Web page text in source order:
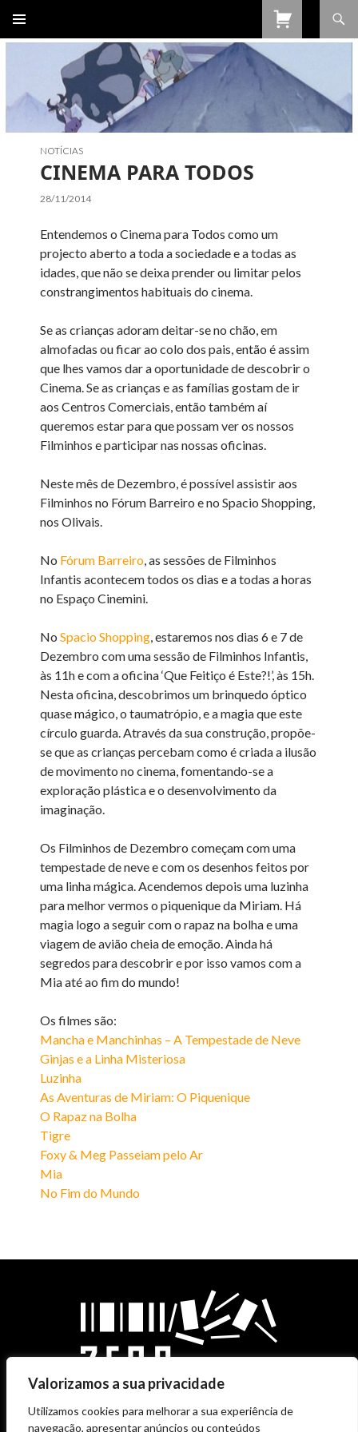
Valorizamos a sua privacidade
Utilizamos cookies para melhorar a sua experiência de
navegação, apresentar anúncios ou conteúdos
PARA
CONTEÚDO
NOTÍCIAS
CINEMA PARA TODOS
28/11/2014
Entendemos o Cinema para Todos como um
projecto aberto a toda a sociedade e a todas as
idades, que não se deixa prender ou limitar pelos
constrangimentos habituais do cinema.
Se as crianças adoram deitar-se no chão, em
almofadas ou ficar ao colo dos pais, então é assim
que lhes vamos dar a oportunidade de descobrir o
Cinema. Se as crianças e as famílias gostam de ir
aos Centros Comerciais, então também aí
queremos estar para que possam ver os nossos
Filminhos e participar nas nossas oficinas.
Neste mês de Dezembro, é possível assistir aos
Filminhos no Fórum Barreiro e no Spacio Shopping,
nos Olivais.
No Fórum Barreiro, as sessões de Filminhos
Infantis acontecem todos os dias e a todas a horas
no Espaço Cinemini.
NoSpacio Shopping, estaremos nos dias 6 e 7 de
Dezembro com uma sessão de Filminhos Infantis,
às 11h e com a oficina ‘Que Feitiço é Este?!’, às 15h.
Nesta oficina, descobrimos um brinquedo óptico
quase mágico, o taumatrópio, e a magia que este
círculo guarda. Através da sua construção, propõe-
se que as crianças percebam como é criada a ilusão
de movimento no cinema, fomentando-se a
exploração plástica e o desenvolvimento da
imaginação.
Os Filminhos de Dezembro começam com uma
tempestade de neve e com os desenhos feitos por
uma linha mágica. Acendemos depois uma luzinha
para melhor vermos o piquenique da Miriam. Há
magia logo a seguir com o rapaz na bolha e uma
viagem de avião cheia de emoção. Ainda há
segredos para descobrir e por isso vamos com a
Mia até ao fim do mundo!
Os filmes são:
Mancha e Manchinhas – A Tempestade de Neve
Ginjas e a Linha Misteriosa
Luzinha
As Aventuras de Miriam: O Piquenique
O Rapaz na Bolha
Tigre
Foxy & Meg Passeiam pelo Ar
Mia
No Fim do Mundo